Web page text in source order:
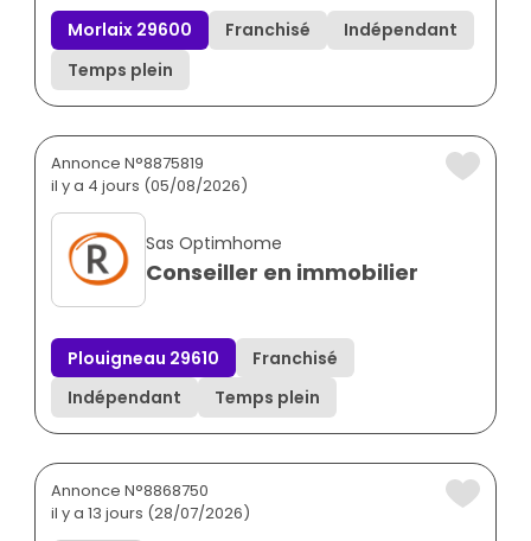
Morlaix 29600 Franchisé
Indépendant
Temps plein
Annonce N°8875819
il y a 4 jours (05/08/2026)
Sas Optimhome
Conseiller en immobilier
Plouigneau 29610
Franchisé
Indépendant
Temps plein
Annonce N°8868750
il y a 13 jours (28/07/2026)